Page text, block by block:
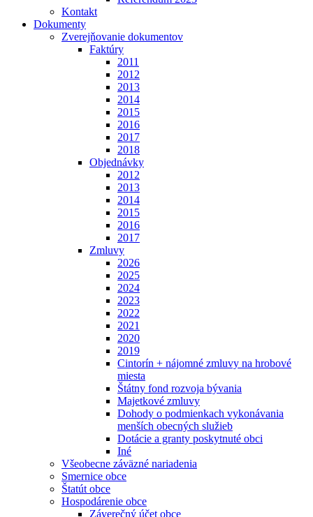
Kontakt
Dokumenty
Zverejňovanie dokumentov
Faktúry
2011
2012
2013
2014
2015
2016
2017
2018
Objednávky
2012
2013
2014
2015
2016
2017
Zmluvy
2026
2025
2024
2023
2022
2021
2020
2019
Cintorín + nájomné zmluvy na hrobové
miesta
Štátny fond rozvoja bývania
Majetkové zmluvy
Dohody o podmienkach vykonávania
menších obecných služieb
Dotácie a granty poskytnuté obci
Iné
Všeobecne záväzné nariadenia
Smernice obce
Štatút obce
Hospodárenie obce
Záverečný účet obce